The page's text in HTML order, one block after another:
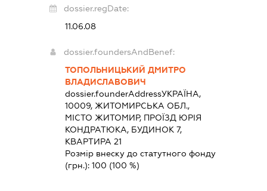
dossier.regDate:
11.06.08
dossier.foundersAndBenef:
ТОПОЛЬНИЦЬКИЙ ДМИТРО
ВЛАДИСЛАВОВИЧ
dossier.founderAddressУКРАЇНА,
10009, ЖИТОМИРСЬКА ОБЛ.,
МІСТО ЖИТОМИР, ПРОЇЗД ЮРІЯ
КОНДРАТЮКА, БУДИНОК 7,
КВАРТИРА 21
Розмір внеску до статутного фонду
(грн.): 100 (100 %)